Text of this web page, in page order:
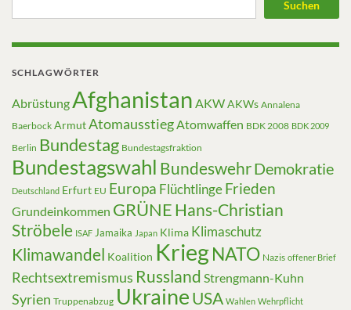
Suchen
SCHLAGWÖRTER
Abrüstung Afghanistan AKWAKWs Annalena
Baerbock ArmutAtomausstiegAtomwaffen BDK 2008 BDK 2009
Berlin Bundestag Bundestagsfraktion
Bundestagswahl BundeswehrDemokratie
Deutschland Erfurt EU Europa FlüchtlingeFrieden
Grundeinkommen GRÜNE Hans-Christian
Ströbele ISAF Jamaika Japan Klima Klimaschutz
Klimawandel Koalition KriegNATO Nazis offener Brief
Rechtsextremismus Russland Strengmann-Kuhn
Syrien Truppenabzug UkraineUSA Wahlen Wehrpflicht